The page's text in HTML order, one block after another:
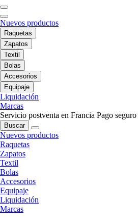
Nuevos productos
Raquetas
Zapatos
Textil
Bolas
Accesorios
Equipaje
Liquidación
Marcas
Servicio postventa en Francia Pago seguro
Buscar
Nuevos productos
Raquetas
Zapatos
Textil
Bolas
Accesorios
Equipaje
Liquidación
Marcas